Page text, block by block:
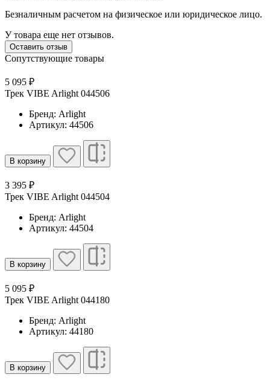
Безналичным расчетом на физическое или юридическое лицо.
У товара еще нет отзывов.
Оставить отзыв
Сопутствующие товары
5 095 ₽
Трек VIBE Arlight 044506
Бренд: Arlight
Артикул: 44506
В корзину
3 395 ₽
Трек VIBE Arlight 044504
Бренд: Arlight
Артикул: 44504
В корзину
5 095 ₽
Трек VIBE Arlight 044180
Бренд: Arlight
Артикул: 44180
В корзину